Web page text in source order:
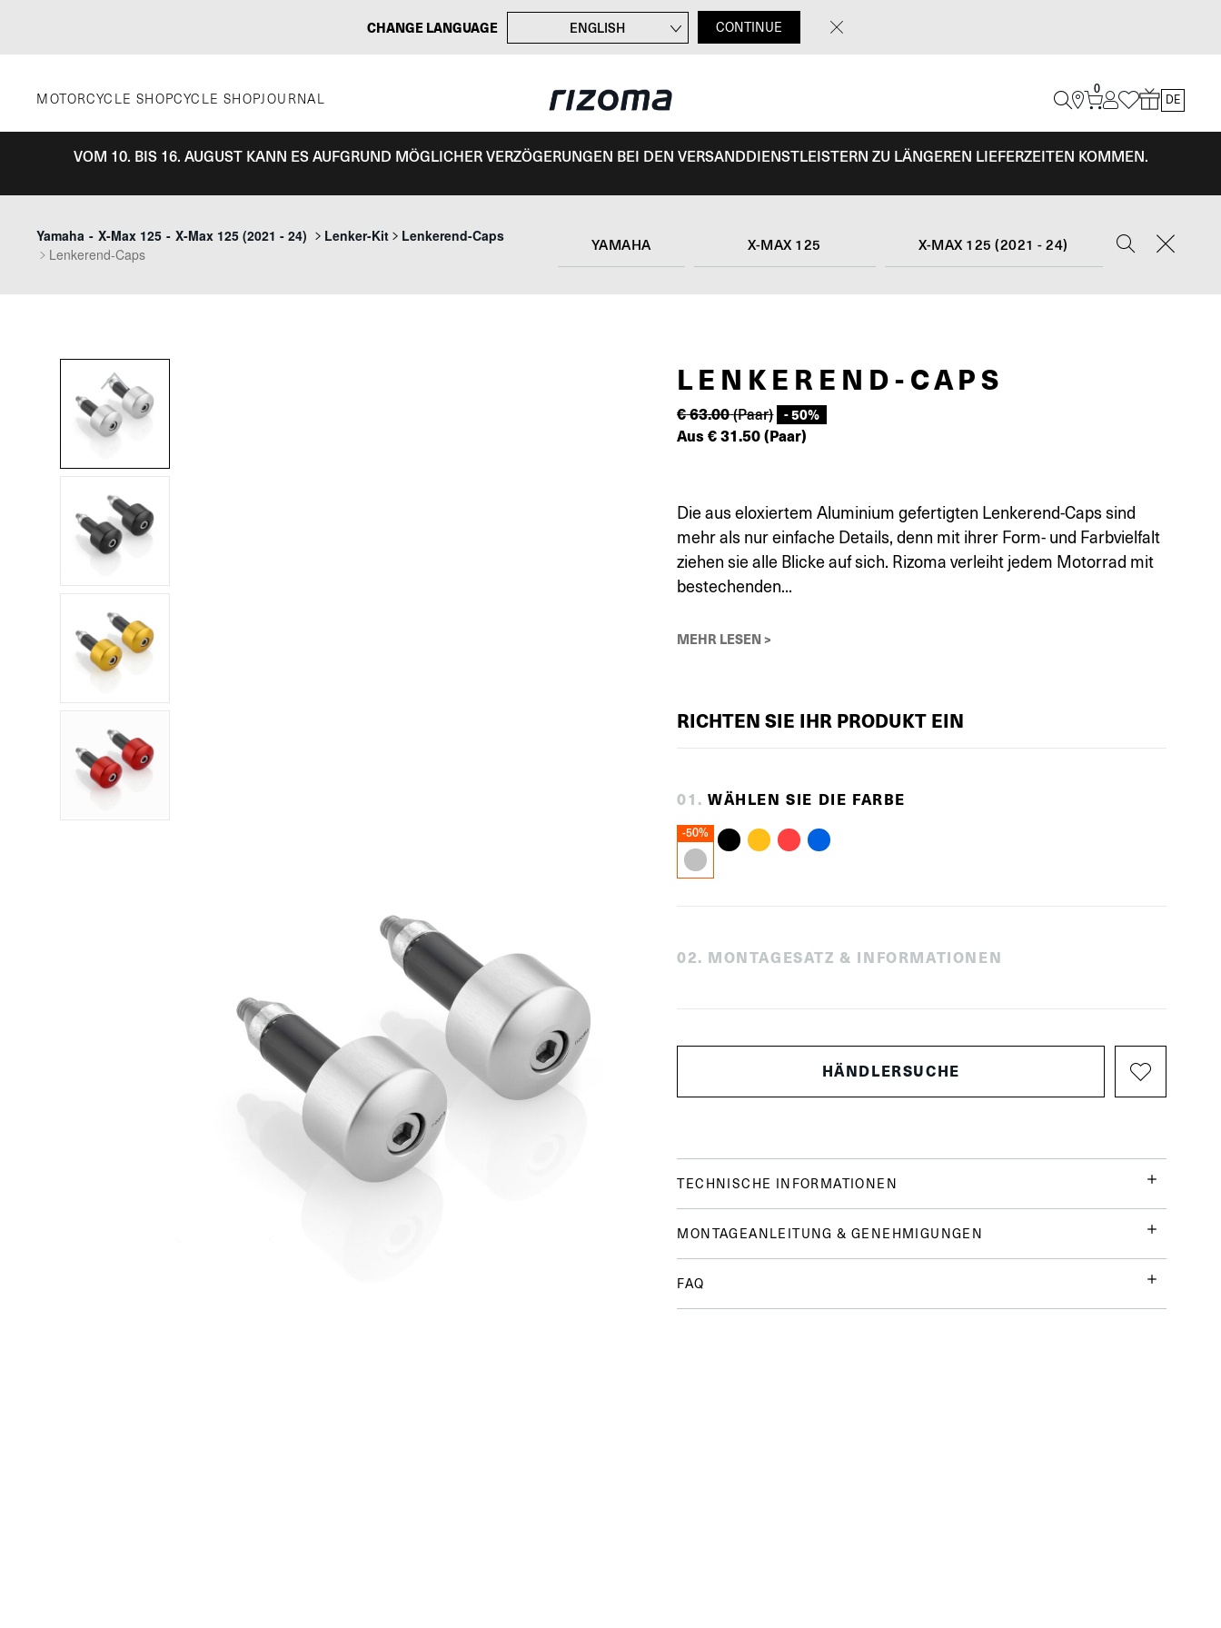
CHANGE LANGUAGE
ENGLISH
ITALIANO
CONTINUE
MOTORCYCLE SHOPCYCLE SHOPJOURNAL
0
DE
VOM 10. BIS 16. AUGUST KANN ES AUFGRUND MÖGLICHER VERZÖGERUNGEN BEI DEN VERSANDDIENSTLEISTERN ZU LÄNGEREN LIEFERZEITEN KOMMEN.
Yamaha - X-Max 125 - X-Max 125 (2021 - 24) Lenker-Kit
Lenkerend-Caps
Lenkerend-Caps
YAMAHA X-MAX 125 X-MAX 125 (2021 - 24)
Previous
LENKEREND-CAPS
€63.00(Paar) - 50%
Aus€31.50(Paar)
Die aus eloxiertem Aluminium gefertigten Lenkerend-Caps sind
mehr als nur einfache Details, denn mit ihrer Form- und Farbvielfalt
ziehen sie alle Blicke auf sich. Rizoma verleiht jedem Motorrad mit
bestechenden...
MEHR LESEN >
RICHTEN SIE IHR PRODUKT EIN
01 . WÄHLEN SIE DIE FARBE
-50%
02. MONTAGESATZ & INFORMATIONEN
HÄNDLERSUCHE
TECHNISCHE INFORMATIONEN
MONTAGEANLEITUNG & GENEHMIGUNGEN
FAQ